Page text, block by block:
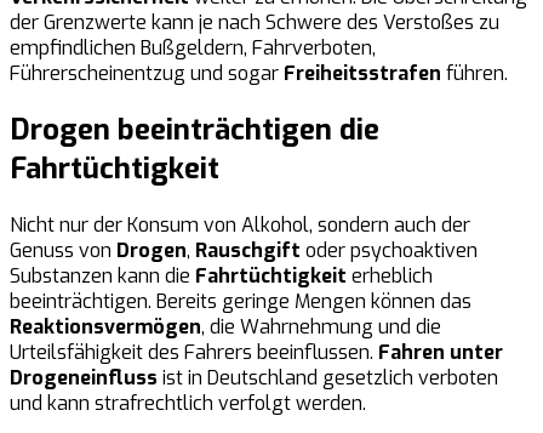
der Grenzwerte kann je nach Schwere des Verstoßes zu
empfindlichen Bußgeldern, Fahrverboten,
Führerscheinentzug und sogar Freiheitsstrafen führen.
Drogen beeinträchtigen die
Fahrtüchtigkeit
Nicht nur der Konsum von Alkohol, sondern auch der
Genuss von Drogen, Rauschgift oder psychoaktiven
Substanzen kann die Fahrtüchtigkeit erheblich
beeinträchtigen. Bereits geringe Mengen können das
Reaktionsvermögen, die Wahrnehmung und die
Urteilsfähigkeit des Fahrers beeinflussen. Fahren unter
Drogeneinfluss ist in Deutschland gesetzlich verboten
und kann strafrechtlich verfolgt werden.